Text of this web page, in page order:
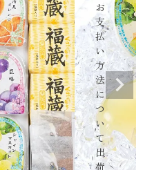
お
支
払
い
方
法
に
つ
い
て
出
荷